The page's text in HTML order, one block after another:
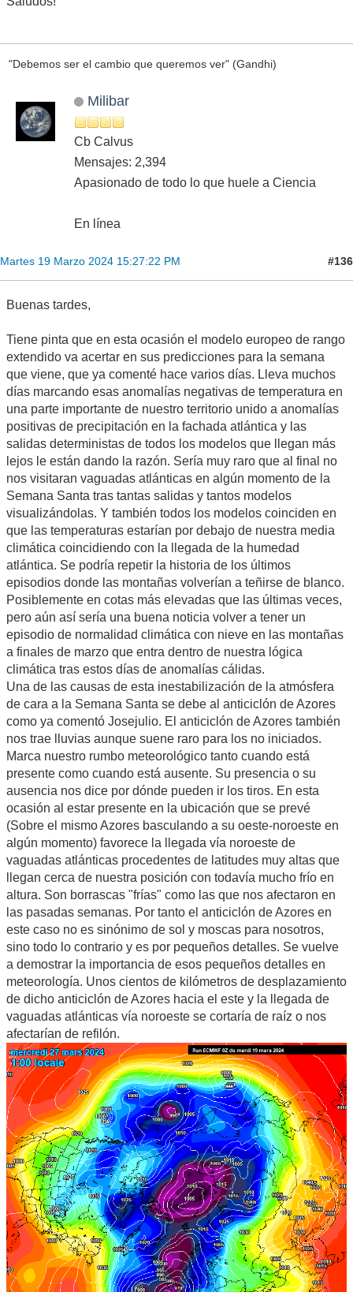
"Debemos ser el cambio que queremos ver" (Gandhi)
Milibar
Cb Calvus
Mensajes: 2,394
Apasionado de todo lo que huele a Ciencia
En línea
Martes 19 Marzo 2024 15:27:22 PM #136
Buenas tardes,
Tiene pinta que en esta ocasión el modelo europeo de rango
extendido va acertar en sus predicciones para la semana
que viene, que ya comenté hace varios días. Lleva muchos
días marcando esas anomalías negativas de temperatura en
una parte importante de nuestro territorio unido a anomalías
positivas de precipitación en la fachada atlántica y las
salidas deterministas de todos los modelos que llegan más
lejos le están dando la razón. Sería muy raro que al final no
nos visitaran vaguadas atlánticas en algún momento de la
Semana Santa tras tantas salidas y tantos modelos
visualizándolas. Y también todos los modelos coinciden en
que las temperaturas estarían por debajo de nuestra media
climática coincidiendo con la llegada de la humedad
atlántica. Se podría repetir la historia de los últimos
episodios donde las montañas volverían a teñirse de blanco.
Posiblemente en cotas más elevadas que las últimas veces,
pero aún así sería una buena noticia volver a tener un
episodio de normalidad climática con nieve en las montañas
a finales de marzo que entra dentro de nuestra lógica
climática tras estos días de anomalías cálidas.
Una de las causas de esta inestabilización de la atmósfera
de cara a la Semana Santa se debe al anticiclón de Azores
como ya comentó Josejulio. El anticiclón de Azores también
nos trae lluvias aunque suene raro para los no iniciados.
Marca nuestro rumbo meteorológico tanto cuando está
presente como cuando está ausente. Su presencia o su
ausencia nos dice por dónde pueden ir los tiros. En esta
ocasión al estar presente en la ubicación que se prevé
(Sobre el mismo Azores basculando a su oeste-noroeste en
algún momento) favorece la llegada vía noroeste de
vaguadas atlánticas procedentes de latitudes muy altas que
llegan cerca de nuestra posición con todavía mucho frío en
altura. Son borrascas "frías" como las que nos afectaron en
las pasadas semanas. Por tanto el anticiclón de Azores en
este caso no es sinónimo de sol y moscas para nosotros,
sino todo lo contrario y es por pequeños detalles. Se vuelve
a demostrar la importancia de esos pequeños detalles en
meteorología. Unos cientos de kilómetros de desplazamiento
de dicho anticiclón de Azores hacia el este y la llegada de
vaguadas atlánticas vía noroeste se cortaría de raíz o nos
afectarían de refilón.